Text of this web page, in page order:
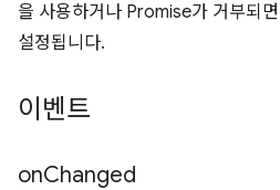
을 사용하거나 Promise가 거부되면
설정됩니다.
이벤트
onChanged